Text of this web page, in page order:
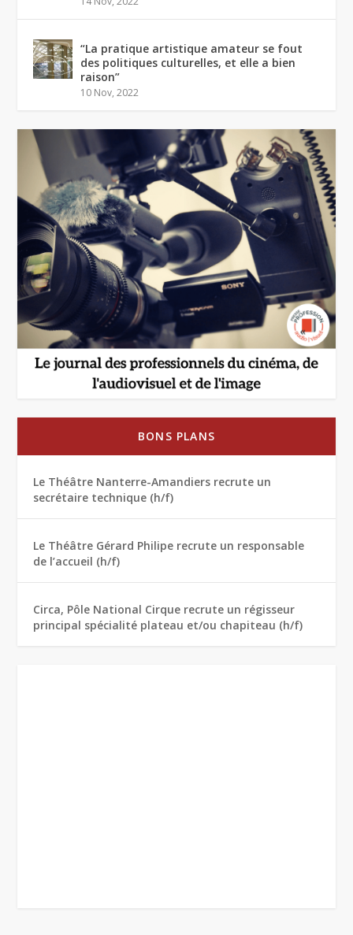
“La pratique artistique amateur se fout
des politiques culturelles, et elle a bien
raison”
10 Nov, 2022
BONS PLANS
Le Théâtre Nanterre-Amandiers recrute un
secrétaire technique (h/f)
Le Théâtre Gérard Philipe recrute un responsable
de l’accueil (h/f)
Circa, Pôle National Cirque recrute un régisseur
principal spécialité plateau et/ou chapiteau (h/f)